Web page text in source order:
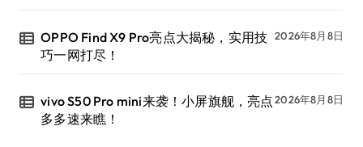
OPPO Find X9 Pro亮点大揭秘，实用技
巧一网打尽！
2026年8月8日
vivo S50 Pro mini来袭！小屏旗舰，亮点
多多速来瞧！
2026年8月8日